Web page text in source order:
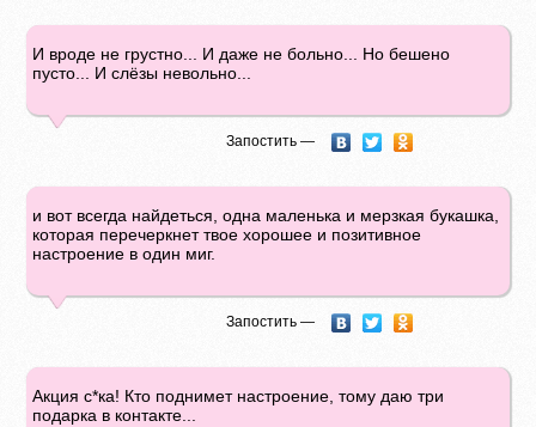
И вроде не грустно... И даже не больно... Но бешено
пусто... И слёзы невольно...
Запостить —
и вот всегда найдеться, одна маленька и мерзкая букашка,
которая перечеркнет твое хорошее и позитивное
настроение в один миг.
Запостить —
Акция с*ка! Кто поднимет настроение, тому даю три
подарка в контакте...